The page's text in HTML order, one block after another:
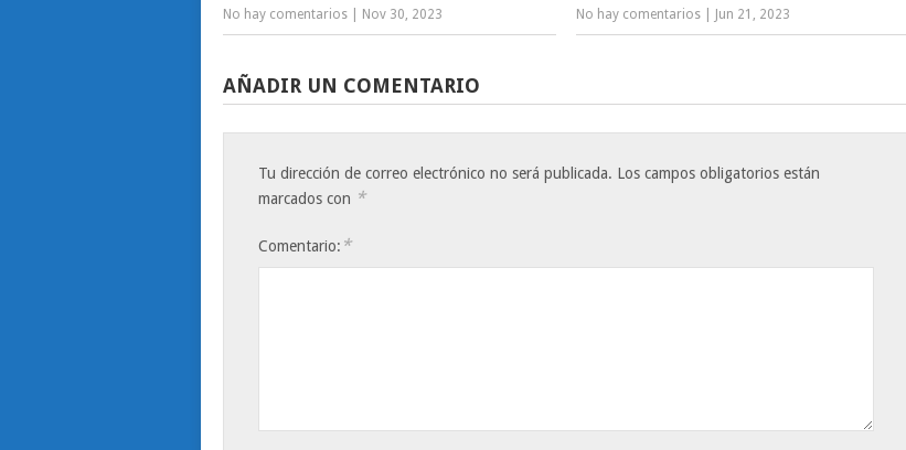
No hay comentarios Nov 30, 2023 No hay comentarios Jun 21, 2023
AÑADIR UN COMENTARIO
Tu dirección de correo electrónico no será publicada. Los campos obligatorios están
marcados con *
Comentario: *